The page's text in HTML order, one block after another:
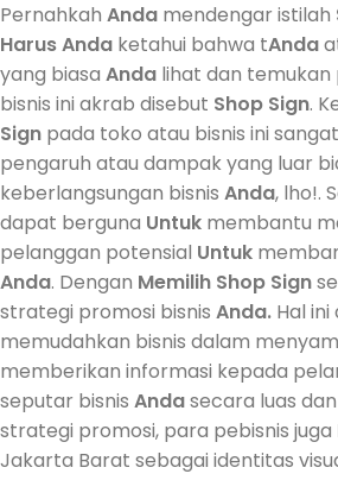
Pernahkah Anda mendengar istilah
HarusAnda ketahui bahwa tAnda
yang biasa Anda lihat dan
bisnis ini akrab disebut Shop Sign.
Sign pada toko atau bisnis ini
pengaruh atau dampak yang luar
keberlangsungan bisnis Anda, lho!.
dapat berguna Untuk membantu
pelanggan potensial Untuk
Anda. Dengan Memilih Shop Sign
strategi promosi bisnis Anda. Hal
memudahkan bisnis dalam
memberikan informasi kepada
seputar bisnis Andasecara luas
strategi promosi, para pebisnis juga
Jakarta Barat sebagai identitas